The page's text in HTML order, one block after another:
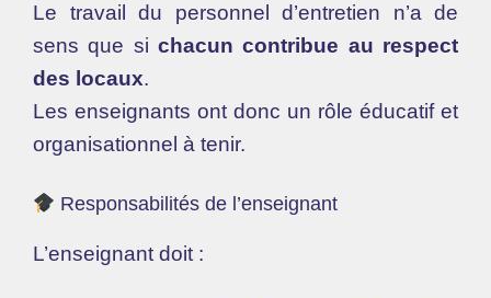
Le travail du personnel d’entretien n’a de
sens que si chacun contribue au respect
des locaux.
Les enseignants ont donc un rôle éducatif et
organisationnel à tenir.
Responsabilités de l’enseignant
L’enseignant doit :